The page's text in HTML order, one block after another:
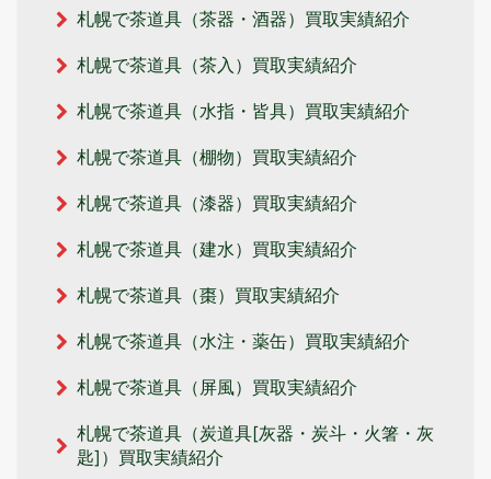
札幌で茶道具（茶器・酒器）買取実績紹介
札幌で茶道具（茶入）買取実績紹介
札幌で茶道具（水指・皆具）買取実績紹介
札幌で茶道具（棚物）買取実績紹介
札幌で茶道具（漆器）買取実績紹介
札幌で茶道具（建水）買取実績紹介
札幌で茶道具（棗）買取実績紹介
札幌で茶道具（水注・薬缶）買取実績紹介
札幌で茶道具（屏風）買取実績紹介
札幌で茶道具（炭道具[灰器・炭斗・火箸・灰
匙]）買取実績紹介